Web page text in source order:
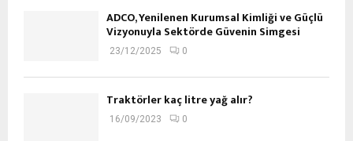
ADCO, Yenilenen Kurumsal Kimliği ve Güçlü
Vizyonuyla Sektörde Güvenin Simgesi
23/12/2025 0
Traktörler kaç litre yağ alır?
16/09/2023 0